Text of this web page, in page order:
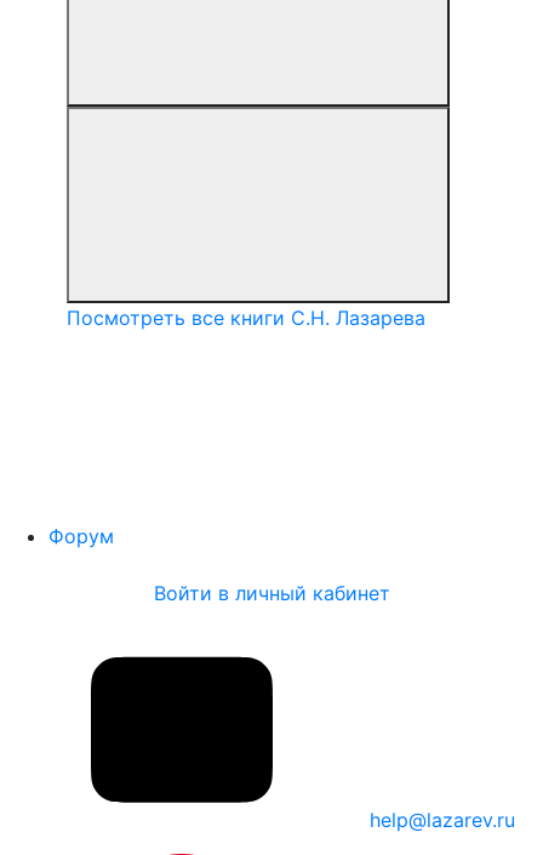
Посмотреть все книги С.Н. Лазарева
Форум
Войти в личный кабинет
help@lazarev.ru